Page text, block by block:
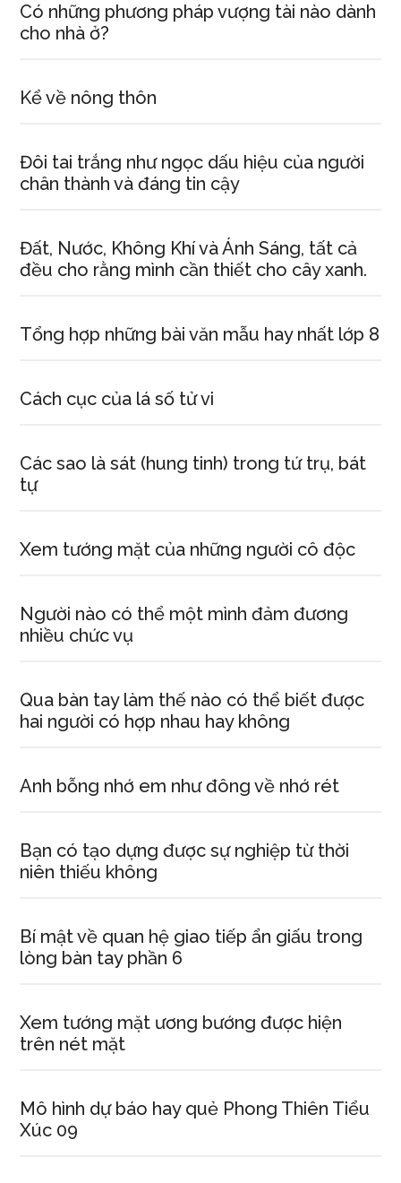
Có những phương pháp vượng tài nào dành
cho nhà ở?
Kể về nông thôn
Đôi tai trắng như ngọc dấu hiệu của người
chân thành và đáng tin cậy
Đất, Nước, Không Khí và Ánh Sáng, tất cả
đều cho rằng mình cần thiết cho cây xanh.
Tổng hợp những bài văn mẫu hay nhất lớp 8
Cách cục của lá số tử vi
Các sao là sát (hung tinh) trong tứ trụ, bát
tự
Xem tướng mặt của những người cô độc
Người nào có thể một mình đảm đương
nhiều chức vụ
Qua bàn tay làm thế nào có thể biết được
hai người có hợp nhau hay không
Anh bỗng nhớ em như đông về nhớ rét
Bạn có tạo dựng được sự nghiệp từ thời
niên thiếu không
Bí mật về quan hệ giao tiếp ẩn giấu trong
lòng bàn tay phần 6
Xem tướng mặt ương bướng được hiện
trên nét mặt
Mô hình dự báo hay quẻ Phong Thiên Tiểu
Xúc 09